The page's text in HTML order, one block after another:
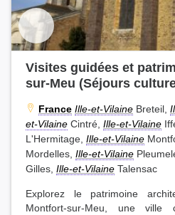
Visites guidées et
sur-Meu (Séjours
France Ille-et-Vilaine Breteil,
et-Vilaine Cintré, Ille-et-Vilaine
L'Hermitage, Ille-et-Vilaine
Mordelles, Ille-et-Vilaine
Gilles, Ille-et-Vilaine Talensac
Explorez le patrimoine
Montfort-sur-Meu, une